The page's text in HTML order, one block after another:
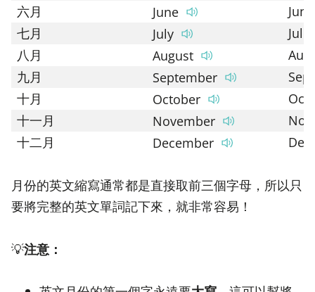
六月
June
Jun
七月
July
Jul
八月
August
Aug
九月
September
Sep
十月
October
Oct
十一月
November
Nov
十二月
December Dec
月份的英文縮寫通常都是直接取前三個字母，所以只
要將完整的英文單詞記下來，就非常容易！
💡注意：